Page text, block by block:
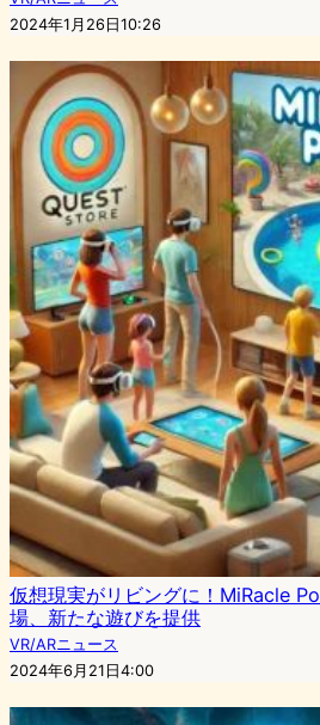
2024年1月26日10:26
仮想現実がリビングに！MiRacle
場、新たな遊びを提供
VR/ARニュース
2024年6月21日4:00